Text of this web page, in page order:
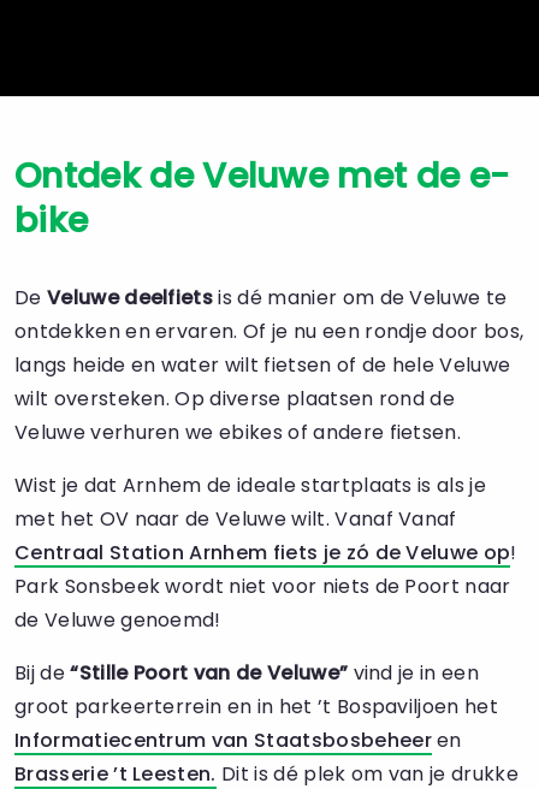
Ontdek de Veluwe met de e-
bike
De Veluwe deelfietsis dé manier om de Veluwe te
ontdekken en ervaren. Of je nu een rondje door bos,
langs heide en water wilt fietsen of de hele Veluwe
wilt oversteken. Op diverse plaatsen rond de
Veluwe verhuren we ebikes of andere fietsen.
Wist je dat Arnhem de ideale startplaats is als je
met het OV naar de Veluwe wilt. Vanaf Vanaf
Centraal Station Arnhem fiets je zó de Veluwe op!
Park Sonsbeek wordt niet voor niets de Poort naar
de Veluwe genoemd!
Bij de“Stille Poort van de Veluwe” vind je in een
groot parkeerterrein en in het ’t Bospaviljoen het
Informatiecentrum van Staatsbosbeheeren
Brasserie ’t Leesten. Dit is dé plek om van je drukke